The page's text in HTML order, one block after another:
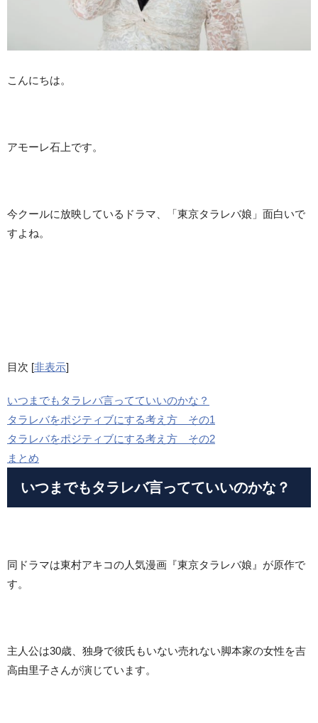
こんにちは。
アモーレ石上です。
今クールに放映しているドラマ、「東京タラレバ娘」面白いで
すよね。
目次 [非表示]
いつまでもタラレバ言ってていいのかな？
タラレバをポジティブにする考え方 その1
タラレバをポジティブにする考え方 その2
まとめ
いつまでもタラレバ言ってていいのかな？
同ドラマは東村アキコの人気漫画『東京タラレバ娘』が原作で
す。
主人公は30歳、独身で彼氏もいない売れない脚本家の女性を吉
高由里子さんが演じています。